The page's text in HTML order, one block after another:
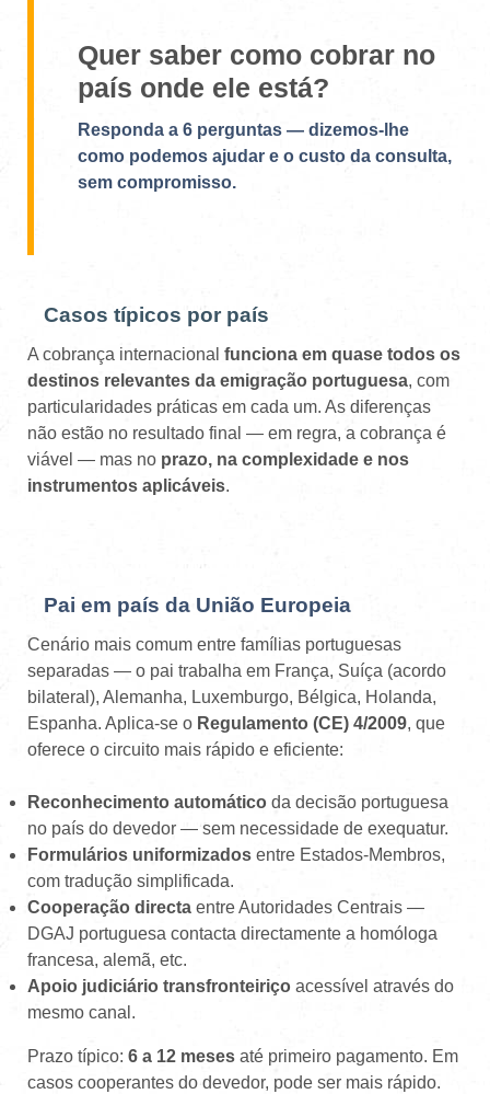
Quer saber como cobrar no
país onde ele está?
Responda a 6 perguntas — dizemos-lhe
como podemos ajudar e o custo da consulta,
sem compromisso.
Casos típicos por país
A cobrança internacional funciona em quase todos os
destinos relevantes da emigração portuguesa, com
particularidades práticas em cada um. As diferenças
não estão no resultado final — em regra, a cobrança é
viável — mas no prazo, na complexidade e nos
instrumentos aplicáveis.
Pai em país da União Europeia
Cenário mais comum entre famílias portuguesas
separadas — o pai trabalha em França, Suíça (acordo
bilateral), Alemanha, Luxemburgo, Bélgica, Holanda,
Espanha. Aplica-se o Regulamento (CE) 4/2009, que
oferece o circuito mais rápido e eficiente:
Reconhecimento automático da decisão portuguesa
no país do devedor — sem necessidade de exequatur.
Formulários uniformizados entre Estados-Membros,
com tradução simplificada.
Cooperação directa entre Autoridades Centrais —
DGAJ portuguesa contacta directamente a homóloga
francesa, alemã, etc.
Apoio judiciário transfronteiriço acessível através do
mesmo canal.
Prazo típico: 6 a 12 meses até primeiro pagamento. Em
casos cooperantes do devedor, pode ser mais rápido.